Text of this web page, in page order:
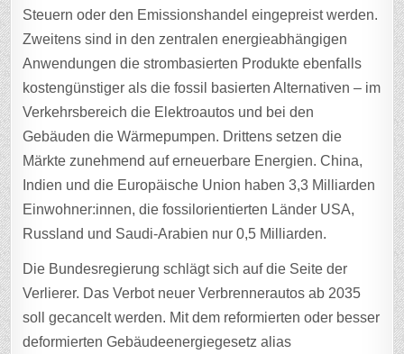
Steuern oder den Emissionshandel eingepreist werden.
Zweitens sind in den zentralen energieabhängigen
Anwendungen die strombasierten Produkte ebenfalls
kostengünstiger als die fossil basierten Alternativen – im
Verkehrsbereich die Elektroautos und bei den
Gebäuden die Wärmepumpen. Drittens setzen die
Märkte zunehmend auf erneuerbare Energien. China,
Indien und die Europäische Union haben 3,3 Milliarden
Einwohner:innen, die fossilorientierten Länder USA,
Russland und Saudi-Arabien nur 0,5 Milliarden.
Die Bundesregierung schlägt sich auf die Seite der
Verlierer. Das Verbot neuer Verbrennerautos ab 2035
soll gecancelt werden. Mit dem reformierten oder besser
deformierten Gebäudeenergiegesetz alias